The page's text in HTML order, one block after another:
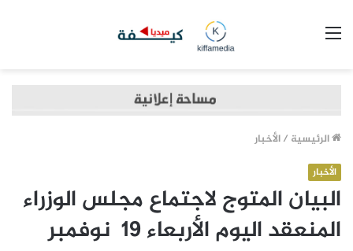
الرئيسية /الأخبار
الأخبار
البيان المتوج لاجتماع مجلس الوزراء
المنعقد اليوم الأربعاء 19 نوفمبر